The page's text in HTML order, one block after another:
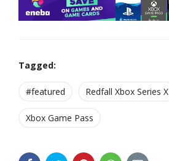
Tagged:
#featured Redfall Xbox Series X
Xbox Game Pass